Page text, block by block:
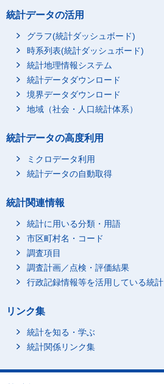
統計データの活用
グラフ(統計ダッシュボード)
時系列表(統計ダッシュボード)
統計地理情報システム
統計データダウンロード
境界データダウンロード
地域（社会・人口統計体系）
統計データの高度利用
ミクロデータ利用
統計データの自動取得
統計関連情報
統計に用いる分類・用語
市区町村名・コード
調査項目
調査計画／点検・評価結果
行政記録情報等を活用している統計
リンク集
統計を知る・学ぶ
統計関係リンク集